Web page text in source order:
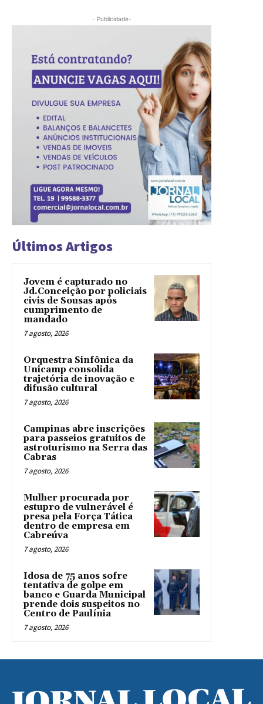
- Publicidade-
Últimos Artigos
Jovem é capturado no
Jd.Conceição por policiais
civis de Sousas após
cumprimento de
mandado
7 agosto, 2026
Orquestra Sinfônica da
Unicamp consolida
trajetória de inovação e
difusão cultural
7 agosto, 2026
Campinas abre inscrições
para passeios gratuitos de
astroturismo na Serra das
Cabras
7 agosto, 2026
Mulher procurada por
estupro de vulnerável é
presa pela Força Tática
dentro de empresa em
Cabreúva
7 agosto, 2026
Idosa de 75 anos sofre
tentativa de golpe em
banco e Guarda Municipal
prende dois suspeitos no
Centro de Paulínia
7 agosto, 2026